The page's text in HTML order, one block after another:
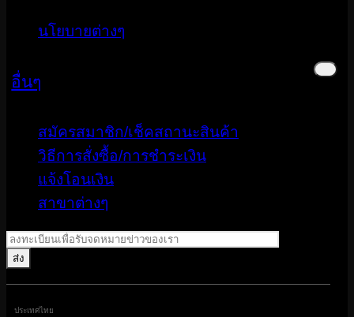
นโยบายต่างๆ
อื่นๆ
สมัครสมาชิก/เช็คสถานะสินค้า
วิธีการสั่งซื้อ/การชำระเงิน
แจ้งโอนเงิน
สาขาต่างๆ
ประเทศไทย